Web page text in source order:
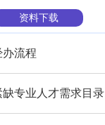
资料下载
办流程
缺专业人才需求目录